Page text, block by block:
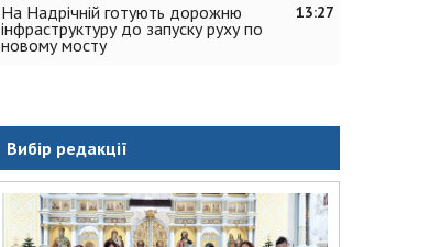
13:27
На Надрічній готують дорожню
інфраструктуру до запуску руху по
новому мосту
Вибір редакції